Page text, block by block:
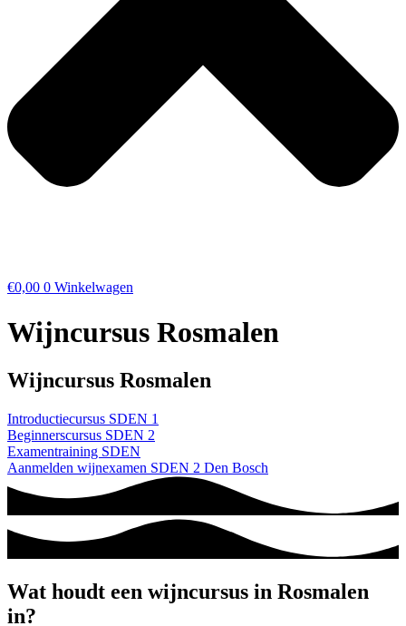
€0,00 0 Winkelwagen
Wijncursus Rosmalen
Wijncursus Rosmalen
Introductiecursus SDEN 1
Beginnerscursus SDEN 2
Examentraining SDEN
Aanmelden wijnexamen SDEN 2 Den Bosch
Wat houdt een wijncursus in Rosmalen
in?